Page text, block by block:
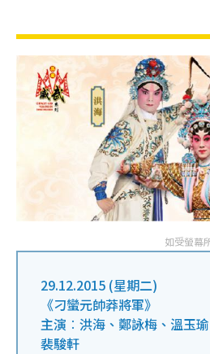
29.12.2015 (星期二)
《刁蠻元帥莽將軍》
主演︰洪海、鄭詠梅、溫玉
裴駿軒